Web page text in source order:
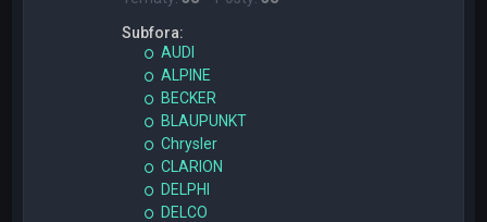
Subfora:
AUDI
ALPINE
BECKER
BLAUPUNKT
Chrysler
CLARION
DELPHI
DELCO